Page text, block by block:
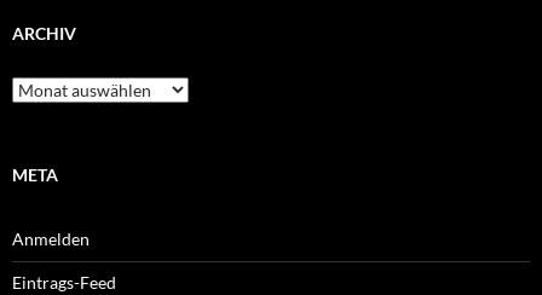
ARCHIV
Archiv
META
Anmelden
Eintrags-Feed